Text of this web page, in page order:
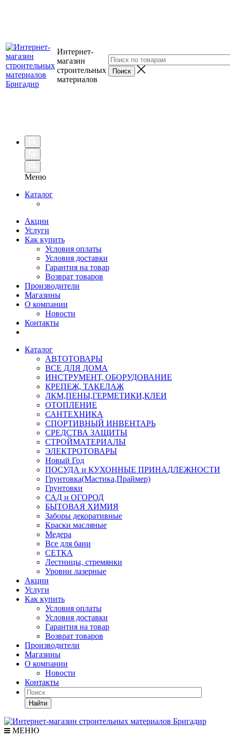
Интернет-
магазин
строительных
материалов
Меню
Каталог
Акции
Услуги
Как купить
Условия оплаты
Условия доставки
Гарантия на товар
Возврат товаров
Производители
Магазины
О компании
Новости
Контакты
Каталог
АВТОТОВАРЫ
ВСЕ ДЛЯ ДОМА
ИНСТРУМЕНТ, ОБОРУДОВАНИЕ
КРЕПЕЖ, ТАКЕЛАЖ
ЛКМ,ПЕНЫ,ГЕРМЕТИКИ,КЛЕИ
ОТОПЛЕНИЕ
САНТЕХНИКА
СПОРТИВНЫЙ ИНВЕНТАРЬ
СРЕДСТВА ЗАЩИТЫ
СТРОЙМАТЕРИАЛЫ
ЭЛЕКТРОТОВАРЫ
Новый Год
ПОСУДА и КУХОННЫЕ ПРИНАДЛЕЖНОСТИ
Грунтовка(Мастика,Праймер)
Грунтовки
САД и ОГОРОД
БЫТОВАЯ ХИМИЯ
Заборы декоративные
Краски масляные
Медера
Все для бани
СЕТКА
Лестницы, стремянки
Уровни лазерные
Акции
Услуги
Как купить
Условия оплаты
Условия доставки
Гарантия на товар
Возврат товаров
Производители
Магазины
О компании
Новости
Контакты
Найти
МЕНЮ